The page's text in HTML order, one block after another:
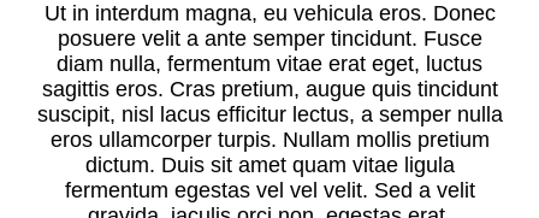
Ut in interdum magna, eu vehicula eros. Donec
posuere velit a ante semper tincidunt. Fusce
diam nulla, fermentum vitae erat eget, luctus
sagittis eros. Cras pretium, augue quis tincidunt
suscipit, nisl lacus efficitur lectus, a semper nulla
eros ullamcorper turpis. Nullam mollis pretium
dictum. Duis sit amet quam vitae ligula
fermentum egestas vel vel velit. Sed a velit